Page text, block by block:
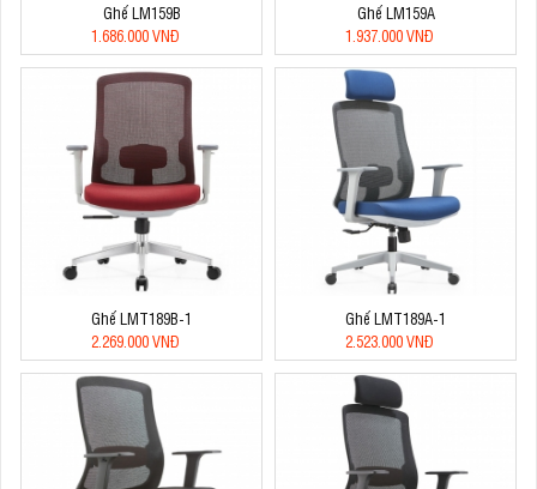
Ghế LM159B
1.686.000 VNĐ
Ghế LM159A
1.937.000 VNĐ
Ghế LMT189B-1
2.269.000 VNĐ
Ghế LMT189A-1
2.523.000 VNĐ